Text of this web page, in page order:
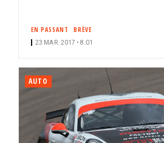
EN PASSANT BRÈVE
23 MAR. 2017 • 8:01
AUTO